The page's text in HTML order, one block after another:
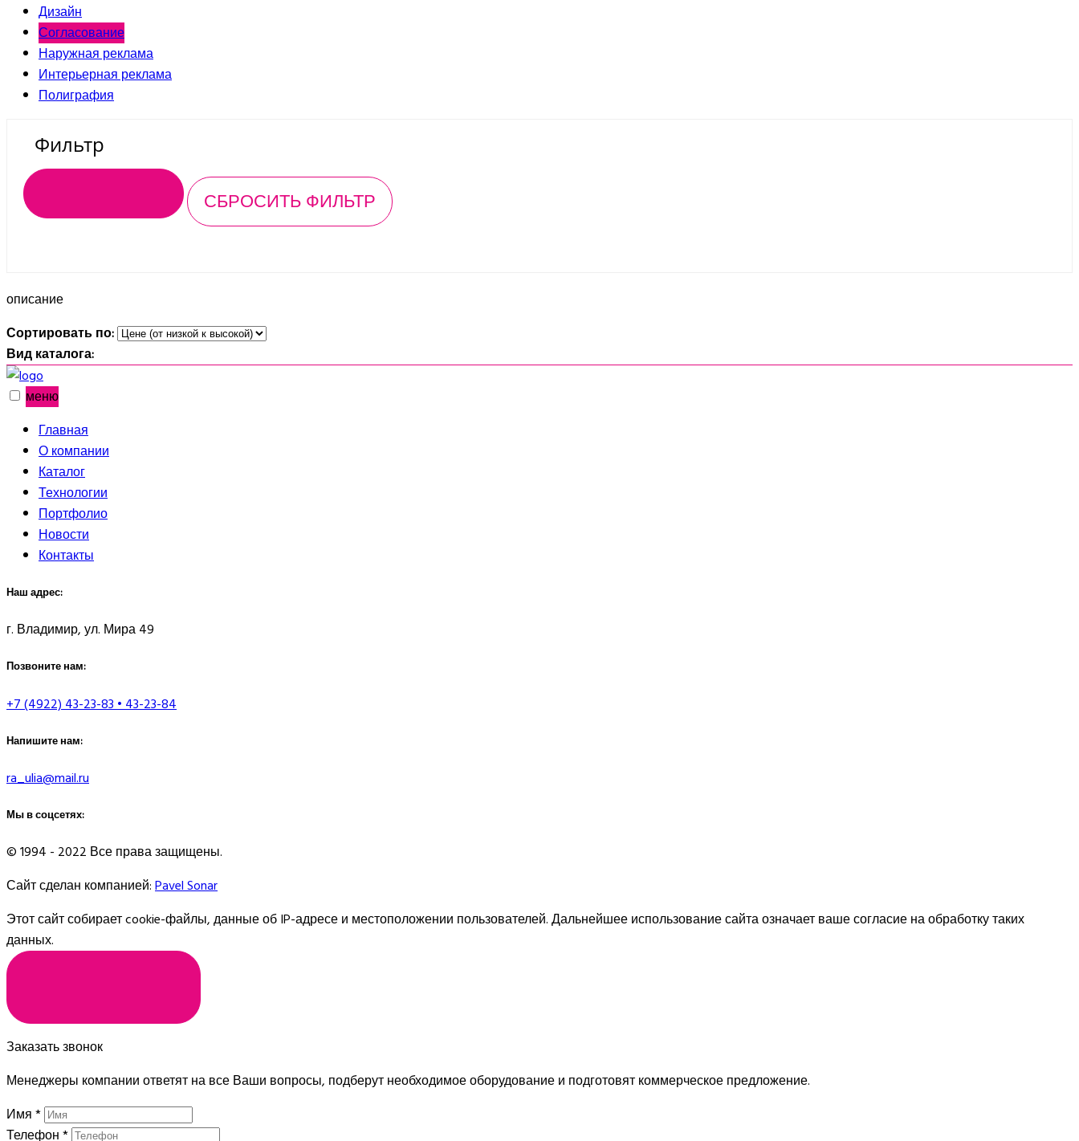
Дизайн
Согласование
Наружная реклама
Интерьерная реклама
Полиграфия
Фильтр
описание
Сортировать по:
Вид каталога:
меню
Главная
О компании
Каталог
Технологии
Портфолио
Новости
Контакты
Наш адрес:
г. Владимир, ул. Мира 49
Позвоните нам:
+7 (4922) 43-23-83 • 43-23-84
Напишите нам:
ra_ulia@mail.ru
Мы в соцсетях:
© 1994 - 2022 Все права защищены.
Сайт сделан компанией:Pavel Sonar
Этот сайт собирает cookie-файлы, данные об IP-адресе и местоположении пользователей. Дальнейшее использование сайта означает ваше согласие на обработку таких
данных.
Заказать звонок
Менеджеры компании ответят на все Ваши вопросы, подберут необходимое оборудование и подготовят коммерческое предложение.
Имя*
Телефон*